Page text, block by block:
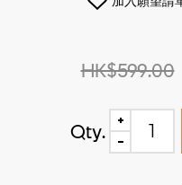
HK$599.00
Qty.